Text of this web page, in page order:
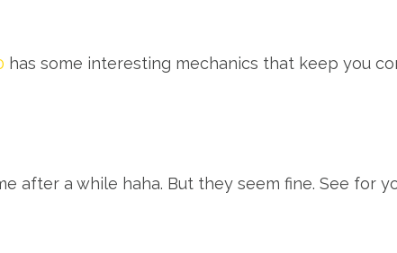
has some interesting mechanics that keep you
after a while haha. But they seem fine. See for